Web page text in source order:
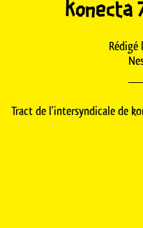
Konecta
Tract de l'intersyndicale de